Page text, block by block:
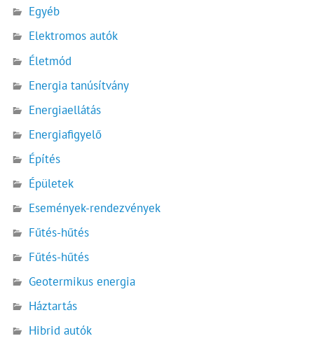
Egyéb
Elektromos autók
Életmód
Energia tanúsítvány
Energiaellátás
Energiafigyelő
Építés
Épületek
Események-rendezvények
Fűtés-hűtés
Fűtés-hűtés
Geotermikus energia
Háztartás
Hibrid autók